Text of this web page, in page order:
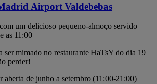
Airport Valdebebas
um delicioso pequeno-almoço servido
as 11:00
ser mimado no restaurante HaTsY do dia 19
perder!
aberta de junho a setembro (11:00-21:00)